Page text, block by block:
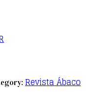
Revista Ábaco